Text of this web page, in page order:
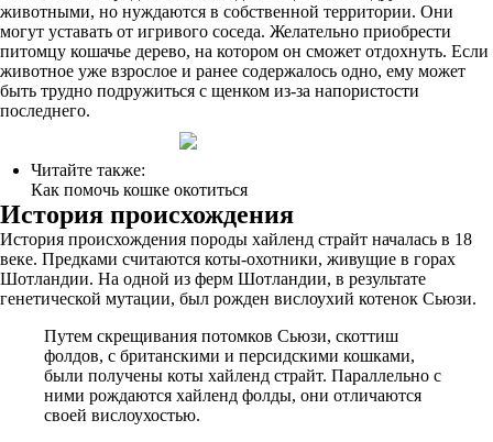
животными, но нуждаются в собственной территории. Они
могут уставать от игривого соседа. Желательно приобрести
питомцу кошачье дерево, на котором он сможет отдохнуть. Если
животное уже взрослое и ранее содержалось одно, ему может
быть трудно подружиться с щенком из-за напористости
последнего.
Читайте также:
Как помочь кошке окотиться
История происхождения
История происхождения породы хайленд страйт началась в 18
веке. Предками считаются коты-охотники, живущие в горах
Шотландии. На одной из ферм Шотландии, в результате
генетической мутации, был рожден вислоухий котенок Сьюзи.
Путем скрещивания потомков Сьюзи, скоттиш
фолдов, с британскими и персидскими кошками,
были получены коты хайленд страйт. Параллельно с
ними рождаются хайленд фолды, они отличаются
своей вислоухостью.